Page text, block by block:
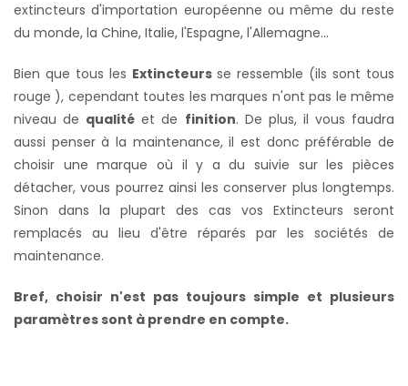
extincteurs d'importation européenne ou même du reste
du monde, la Chine, Italie, l'Espagne, l'Allemagne...
Bien que tous les Extincteursse ressemble (ils sont tous
rouge ), cependant toutes les marques n'ont pas le même
niveau de qualité et de finition. De plus, il vous faudra
aussi penser à la maintenance, il est donc préférable de
choisir une marque où il y a du suivie sur les pièces
détacher,vous pourrez ainsi les conserver plus longtemps.
Sinon dans la plupart des cas vos Extincteurs seront
remplacés au lieu d'être réparés par les sociétés de
maintenance.
Bref, choisir n'est pas toujours simple et plusieurs
paramètres sont à prendre en compte.